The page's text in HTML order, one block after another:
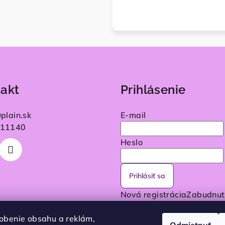
obsahu a reklám,
plain.sk
Prihlásenie
E-mail
Heslo
Prihlásiť sa
Nová registrácia